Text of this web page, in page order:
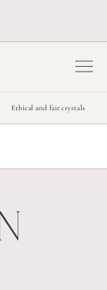
Ethical and fair crystals